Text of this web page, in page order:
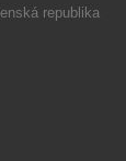
republika